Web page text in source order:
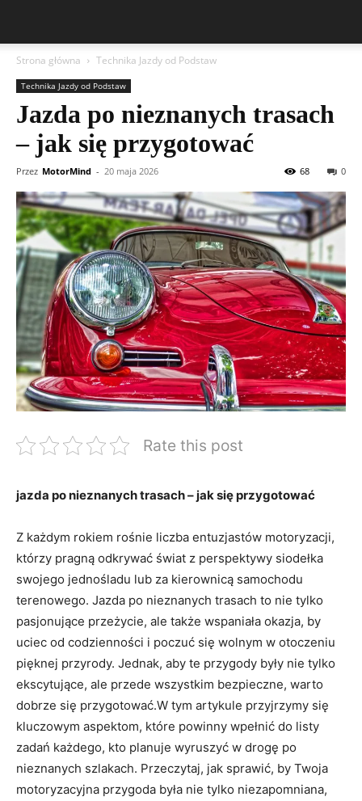
Strona główna Technika Jazdy od Podstaw
Technika Jazdy od Podstaw
Jazda po nieznanych trasach
– jak się przygotować
Przez MotorMind - 20 maja 2026 0
68
Rate this post
jazda po nieznanych trasach – jak się przygotować
Z każdym rokiem rośnie liczba entuzjastów motoryzacji,
którzy pragną odkrywać świat z perspektywy siodełka
swojego jednośladu lub za kierownicą samochodu
terenowego. Jazda po nieznanych trasach to nie tylko
pasjonujące przeżycie, ale także wspaniała okazja, by
uciec od codzienności i poczuć się wolnym w otoczeniu
pięknej przyrody. Jednak, aby te przygody były nie tylko
ekscytujące, ale przede wszystkim bezpieczne, warto
dobrze się przygotować.W tym artykule przyjrzymy się
kluczowym aspektom, które powinny wpełnić do listy
zadań każdego, kto planuje wyruszyć w drogę po
nieznanych szlakach. Przeczytaj, jak sprawić, by Twoja
motoryzacyjna przygoda była nie tylko niezapomniana,